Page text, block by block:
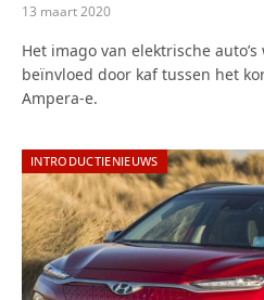
13 maart 2020
Het imago van elektrische
beïnvloed door kaf tussen het
Ampera-e.
INTRODUCTIENIEUWS